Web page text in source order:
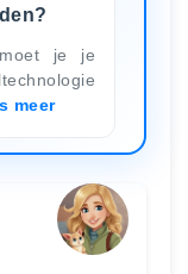
je je
meer